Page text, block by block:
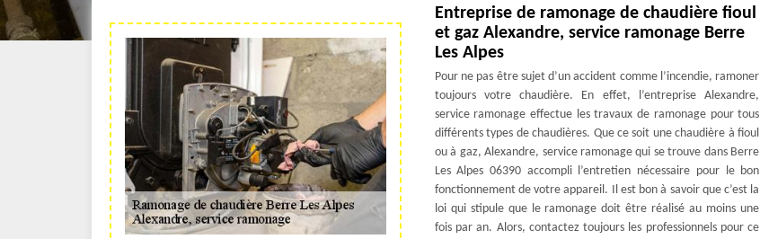
Entreprise de ramonage de chaudière fioul
et gaz Alexandre, service ramonage Berre
Les Alpes
Pour ne pas être sujet d’un accident comme l’incendie, ramoner
toujours votre chaudière. En effet, l’entreprise Alexandre,
service ramonage effectue les travaux de ramonage pour tous
différents types de chaudières. Que ce soit une chaudière à fioul
ou à gaz, Alexandre, service ramonage qui se trouve dans Berre
Les Alpes 06390 accompli l’entretien nécessaire pour le bon
fonctionnement de votre appareil. Il est bon à savoir que c’est la
loi qui stipule que le ramonage doit être réalisé au moins une
fois par an. Alors, contactez toujours les professionnels pour ce